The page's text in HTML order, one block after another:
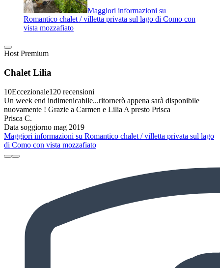
Maggiori informazioni su
Romantico chalet / villetta privata sul lago di Como con
vista mozzafiato
Host Premium
Chalet Lilia
10Eccezionale120 recensioni
Un week end indimenicabile...ritornerò appena sarà disponibile
nuovamente ! Grazie a Carmen e Lilia A presto Prisca
Prisca C.
Data soggiorno mag 2019
Maggiori informazioni su Romantico chalet / villetta privata sul lago
di Como con vista mozzafiato